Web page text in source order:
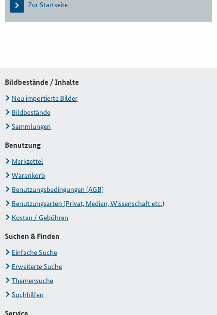
Zur Startseite
Bildbestände / Inhalte
Neu importierte Bilder
Bildbestände
Sammlungen
Benutzung
Merkzettel
Warenkorb
Benutzungsbedingungen (AGB)
Benutzungsarten (Privat, Medien, Wissenschaft etc.)
Kosten / Gebühren
Suchen & Finden
Einfache Suche
Erweiterte Suche
Themensuche
Suchhilfen